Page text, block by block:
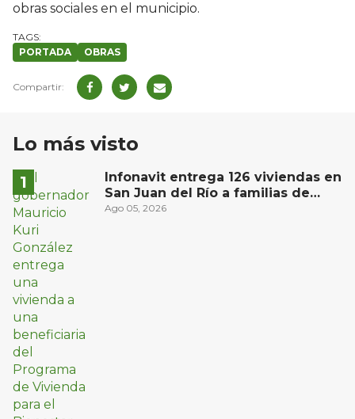
obras sociales en el municipio.
PORTADA OBRAS
Lo más visto
Infonavit entrega 126 viviendas en
San Juan del Río a familias de
bajos ingresos
Ago 05, 2026